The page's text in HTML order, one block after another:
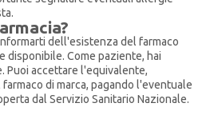
dell'esistenza del farmaco
disponibile. Come paziente, hai
Puoi accettare l'equivalente,
di marca, pagando l'eventuale
dal Servizio Sanitario Nazionale.